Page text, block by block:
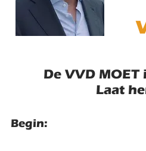
De VVD
Laat
Begin: